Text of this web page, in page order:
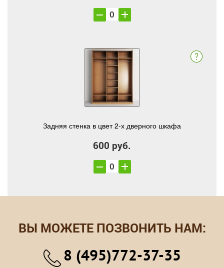
Задняя стенка в цвет 2-х дверного шкафа
600 руб.
ВЫ МОЖЕТЕ ПОЗВОНИТЬ НАМ:
8 (495)772-37-35